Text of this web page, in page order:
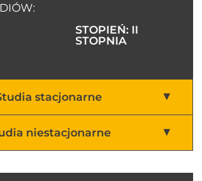
STOPIEŃ: II
STOPNIA
stacjonarne
niestacjonarne